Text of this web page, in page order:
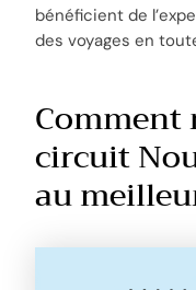
bénéficient de
des voyages en
Comment
circuit
au